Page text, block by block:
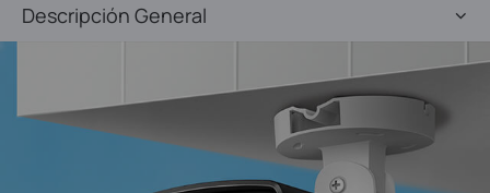
Descripción General